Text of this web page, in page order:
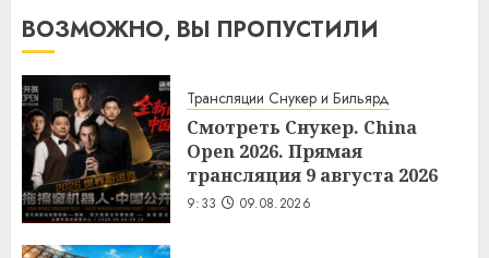
ВОЗМОЖНО, ВЫ ПРОПУСТИЛИ
Трансляции Снукер и Бильярд
Смотреть Снукер. China
Open 2026. Прямая
трансляция 9 августа 2026
9:33 09.08.2026